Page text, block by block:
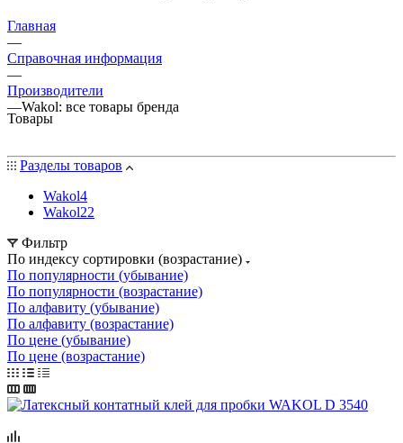
Главная
—
Справочная информация
—
Производители
—Wakol: все товары бренда
Товары
Разделы товаров
Wakol4
Wakol22
Фильтр
По индексу сортировки (возрастание)
По популярности (убывание)
По популярности (возрастание)
По алфавиту (убывание)
По алфавиту (возрастание)
По цене (убывание)
По цене (возрастание)